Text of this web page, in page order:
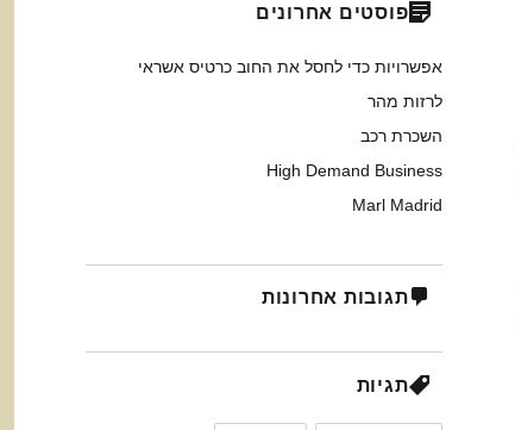
פוסטים אחרונים
אפשרויות כדי לחסל את החוב כרטיס אשראי
לרזות מהר
השכרת רכב
High Demand Business
Marl Madrid
תגובות אחרונות
תגיות